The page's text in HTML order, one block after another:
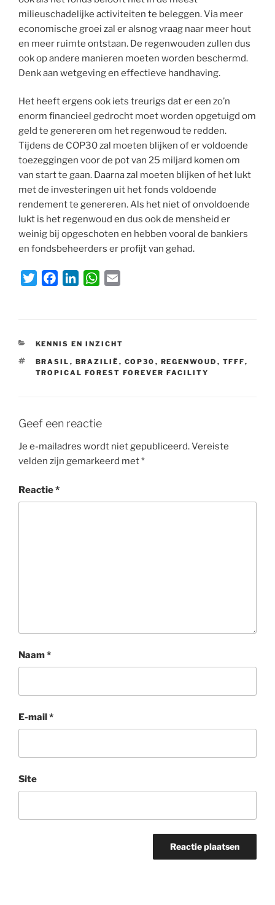
milieuschadelijke activiteiten te beleggen. Via meer
economische groei zal er alsnog vraag naar meer hout
en meer ruimte ontstaan. De regenwouden zullen dus
ook op andere manieren moeten worden beschermd.
Denk aan wetgeving en effectieve handhaving.
Het heeft ergens ook iets treurigs dat er een zo’n
enorm financieel gedrocht moet worden opgetuigd om
geld te genereren om het regenwoud te redden.
Tijdens de COP30 zal moeten blijken of er voldoende
toezeggingen voor de pot van 25 miljard komen om
van start te gaan. Daarna zal moeten blijken of het lukt
met de investeringen uit het fonds voldoende
rendement te genereren. Als het niet of onvoldoende
lukt is het regenwoud en dus ook de mensheid er
weinig bij opgeschoten en hebben vooral de bankiers
en fondsbeheerders er profijt van gehad.
t
e
r
b
o
o
e
d
I
W
s
A
p
l
CATEGORIEËN
KENNIS EN INZICHT
TAGS
BRASIL , BRAZILIË , COP30 , REGENWOUD , TFFF,
TROPICAL FOREST FOREVER FACILITY
Geef een reactie
Je e-mailadres wordt niet gepubliceerd.Vereiste
velden zijn gemarkeerd met*
Reactie*
Naam*
E-mail*
Site